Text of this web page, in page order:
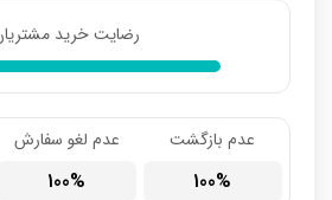
رضایت خرید
عدم بازگشت
100
عدم لغو سفارش
100